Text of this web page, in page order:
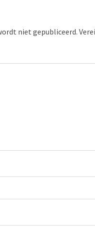
niet gepubliceerd.